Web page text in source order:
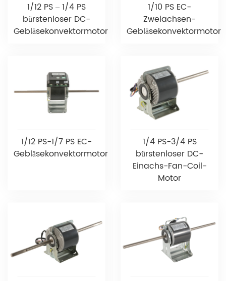
1/12 PS – 1/4 PS
bürstenloser DC-
Gebläsekonvektormotor
1/10 PS EC-
Zweiachsen-
Gebläsekonvektormotor
1/12 PS-1/7 PS EC-
Gebläsekonvektormotor
1/4 PS-3/4 PS
bürstenloser DC-
Einachs-Fan-Coil-
Motor